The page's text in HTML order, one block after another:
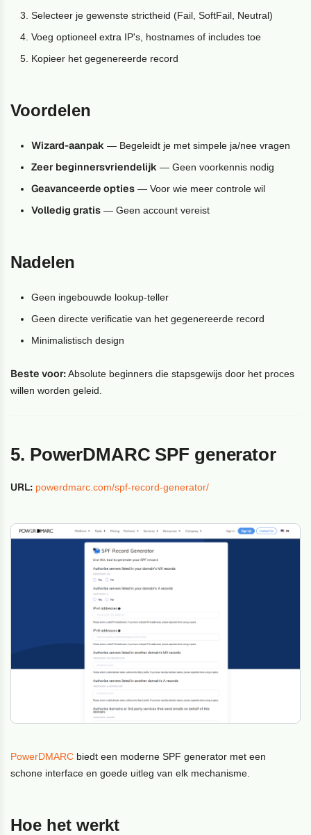
Selecteer je gewenste strictheid (Fail, SoftFail, Neutral)
Voeg optioneel extra IP's, hostnames of includes toe
Kopieer het gegenereerde record
Voordelen
Wizard-aanpak — Begeleidt je met simpele ja/nee vragen
Zeer beginnersvriendelijk — Geen voorkennis nodig
Geavanceerde opties — Voor wie meer controle wil
Volledig gratis — Geen account vereist
Nadelen
Geen ingebouwde lookup-teller
Geen directe verificatie van het gegenereerde record
Minimalistisch design
Beste voor:Absolute beginners die stapsgewijs door het proces
willen worden geleid.
5. PowerDMARC SPF generator
URL: powerdmarc.com/spf-record-generator/
PowerDMARC biedt een moderne SPF generator met een
schone interface en goede uitleg van elk mechanisme.
Hoe het werkt